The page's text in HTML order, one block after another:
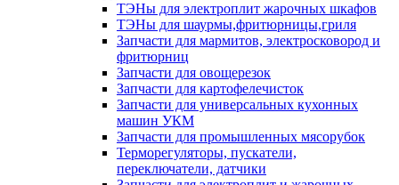
ТЭНы для электроплит жарочных шкафов
ТЭНы для шаурмы,фритюрницы,гриля
Запчасти для мармитов, электросковород и
фритюрниц
Запчасти для овощерезок
Запчасти для картофелечисток
Запчасти для универсальных кухонных
машин УКМ
Запчасти для промышленных мясорубок
Терморегуляторы, пускатели,
переключатели, датчики